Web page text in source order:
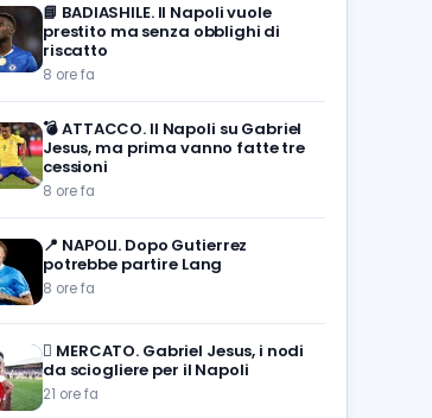
📘 BADIASHILE. Il Napoli vuole
prestito ma senza obblighi di
riscatto
8 ore fa
💣ATTACCO. Il Napoli su Gabriel
Jesus, ma prima vanno fatte tre
cessioni
8 ore fa
📍 NAPOLI. Dopo Gutierrez
potrebbe partire Lang
8 ore fa
🪎 MERCATO. Gabriel Jesus, i nodi
da sciogliere per il Napoli
21 ore fa